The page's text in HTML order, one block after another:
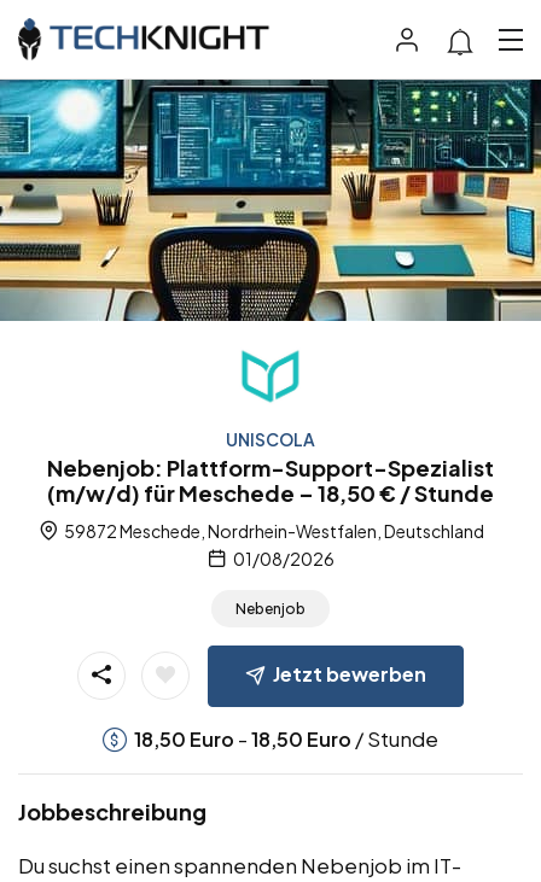
UNISCOLA
Nebenjob: Plattform-Support-Spezialist
(m/w/d) für Meschede – 18,50 € / Stunde
59872 Meschede, Nordrhein-Westfalen, Deutschland
01/08/2026
Nebenjob
Jetzt bewerben
18,50 Euro -18,50 Euro / Stunde
Jobbeschreibung
Du suchst einen spannenden Nebenjob im IT-